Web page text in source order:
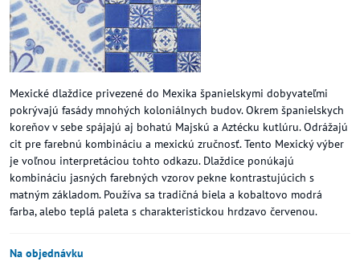
Mexické dlaždice privezené do Mexika španielskymi dobyvateľmi
pokrývajú fasády mnohých koloniálnych budov. Okrem španielskych
koreňov v sebe spájajú aj bohatú Majskú a Aztécku kutlúru. Odrážajú
cit pre farebnú kombináciu a mexickú zručnosť. Tento Mexický výber
je voľnou interpretáciou tohto odkazu. Dlaždice ponúkajú
kombináciu jasných farebných vzorov pekne kontrastujúcich s
matným základom. Používa sa tradičná biela a kobaltovo modrá
farba, alebo teplá paleta s charakteristickou hrdzavo červenou.
Na objednávku